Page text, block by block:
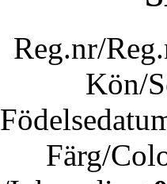
Reg.nr/
Kön/
Färg/